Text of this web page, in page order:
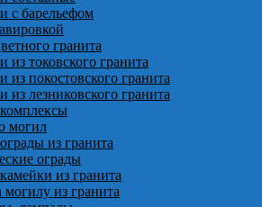
с барельефом
гранита
из токовского гранита
из покостовского гранита
из лезниковского гранита
могил
из гранита
ограды
из гранита
из гранита